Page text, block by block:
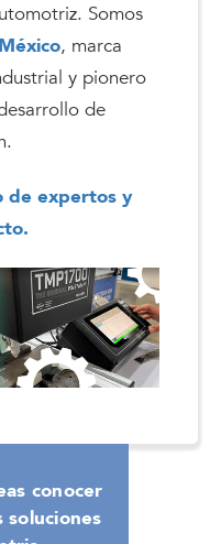
Somos
, marca
y pionero
de
de expertos y
conocer
soluciones